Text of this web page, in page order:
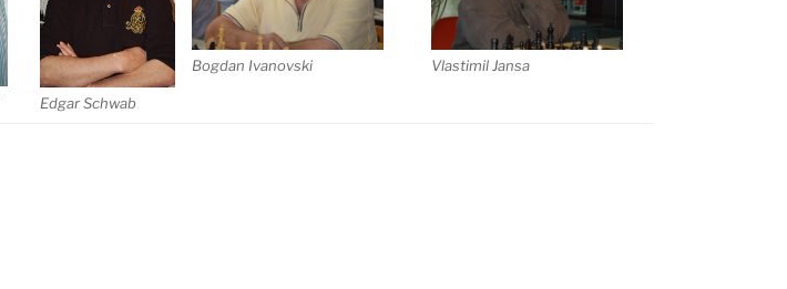
Edgar Schwab
Bogdan Ivanovski Vlastimil Jansa